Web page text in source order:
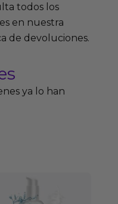
todos los
en nuestra
de devoluciones.
ya lo han